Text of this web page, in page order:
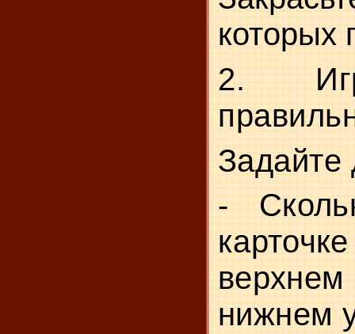
которых
2.
Задайте
-
нижнем